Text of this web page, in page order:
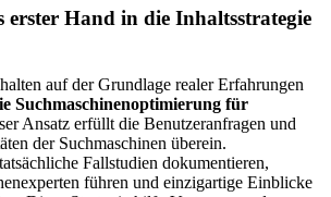
erster Hand in die Inhaltsstrategie
auf der Grundlage realer Erfahrungen
Suchmaschinenoptimierung für
Ansatz erfüllt die Benutzeranfragen und
der Suchmaschinen überein.
Fallstudien dokumentieren,
führen und einzigartige Einblicke